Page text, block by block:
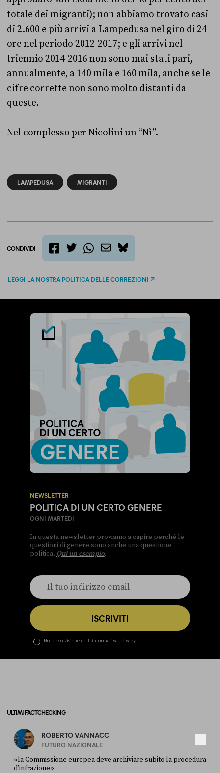
totale dei migranti); non abbiamo trovato casi
di 2.600 e più arrivi a Lampedusa nel giro di 24
ore nel periodo 2012-2017; e gli arrivi nel
triennio 2014-2016 non sono mai stati pari,
annualmente, a 140 mila e 160 mila, anche se le
cifre corrette non sono molto distanti da
queste.
Nel complesso per Nicolini un “Nì”.
LAMPEDUSA MIGRANTI
CONDIVIDI
bluesky
LEGGI LA NOSTRA POLITICA DELLE CORREZIONI
NEWSLETTER
POLITICA DI UN CERTO GENERE
OGNI MARTEDÌ
In questa newsletter proviamo a capire perché le
questioni di genere sono anche una questione
politica. Qui un esempio.
ISCRIVITI
Ho preso visione dell’ informativa privacy
ULTIMI FACT-CHECKING
ROBERTO VANNACCI
FUTURO NAZIONALE
«la Commissione europea deve archiviare subito la procedura
d’infrazione»